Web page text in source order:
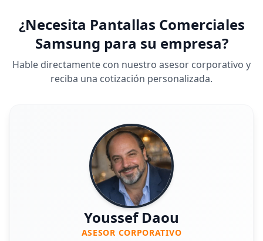
¿Necesita Pantallas Comerciales
Samsung para su empresa?
Hable directamente con nuestro asesor corporativo y
reciba una cotización personalizada.
Youssef Daou
ASESOR CORPORATIVO